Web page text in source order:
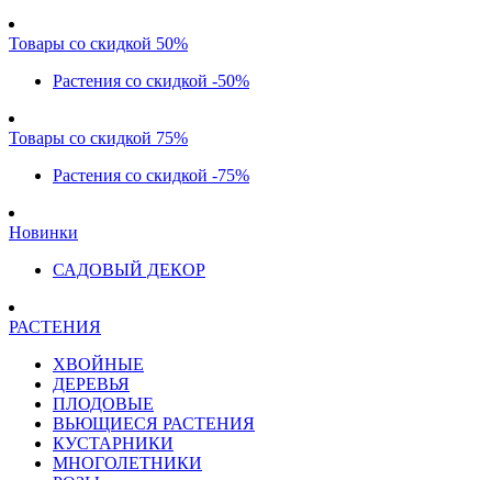
Товары со скидкой 50%
Растения со скидкой -50%
Товары со скидкой 75%
Растения со скидкой -75%
Новинки
САДОВЫЙ ДЕКОР
РАСТЕНИЯ
ХВОЙНЫЕ
ДЕРЕВЬЯ
ПЛОДОВЫЕ
ВЬЮЩИЕСЯ РАСТЕНИЯ
КУСТАРНИКИ
МНОГОЛЕТНИКИ